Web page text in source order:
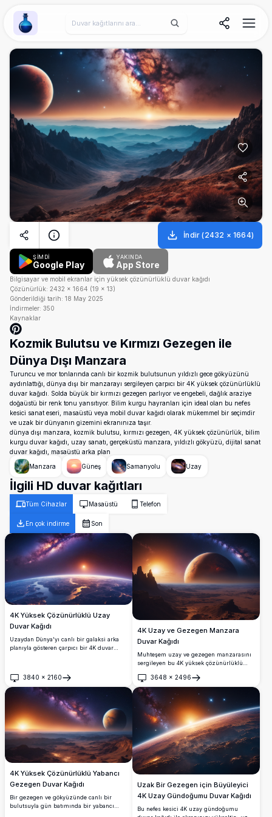
Wallpaper Alchemy
İndir (2432 × 1664)
ŞİMDİ
Google Play
YAKINDA
App Store
Bilgisayar ve mobil ekranlar için yüksek çözünürlüklü duvar kağıdı
Çözünürlük: 2432 × 1664 (19 × 13)
Gönderildiği tarih: 18 May 2025
İndirmeler: 350
Kaynaklar
Kozmik Bulutsu ve Kırmızı Gezegen ile
Dünya Dışı Manzara
Turuncu ve mor tonlarında canlı bir kozmik bulutsunun yıldızlı gece gökyüzünü
aydınlattığı, dünya dışı bir manzarayı sergileyen çarpıcı bir 4K yüksek çözünürlüklü
duvar kağıdı. Solda büyük bir kırmızı gezegen parlıyor ve engebeli, dağlık araziye
doğaüstü bir renk tonu yansıtıyor. Bilim kurgu hayranları için ideal olan bu nefes
kesici sanat eseri, masaüstü veya mobil duvar kağıdı olarak mükemmel bir seçimdir
ve uzak bir dünyanın gizemini ekranınıza taşır.
dünya dışı manzara, kozmik bulutsu, kırmızı gezegen, 4K yüksek çözünürlük, bilim
kurgu duvar kağıdı, uzay sanatı, gerçeküstü manzara, yıldızlı gökyüzü, dijital sanat
duvar kağıdı, masaüstü arka plan
Manzara
Güneş Samanyolu Uzay
İlgili HD duvar kağıtları
Tüm Cihazlar Masaüstü Telefon
En çok indirme Son
4K Yüksek Çözünürlüklü Uzay
Duvar Kağıdı
Uzaydan Dünya'yı canlı bir galaksi arka
planıyla gösteren çarpıcı bir 4K duvar
okyanusları canlı detaylarla vurgular.
Masaüstü veya mobil arka planlar için
mükemmeldir ve dünyamız ile evrenin
nefes kesici bir görünümünü sunar.
3840 × 2160
Aç
4K Uzay ve Gezegen Manzara
Duvar Kağıdı
Muhteşem uzay ve gezegen manzarasını
sergileyen bu 4K yüksek çözünürlüklü
dalın. Parlayan bir güneş ve yıldızlı bir
gökyüzü ile uzak bir gezegenin canlı
renklerine tanık olun, huzurlu fakat ilham
verici bir sahne oluşturur. Masaüstü veya
mobil arka planlar için mükemmel.
3648 × 2496
Aç
4K Yüksek Çözünürlüklü Yabancı
Gezegen Duvar Kağıdı
Bir gezegen ve gökyüzünde canlı bir
bulutsuyla gün batımında bir yabancı
Uzak Bir Gezegen için Büyüleyici
4K Uzay Gündoğumu Duvar Kağıdı
Bu nefes kesici 4K uzay gündoğumu